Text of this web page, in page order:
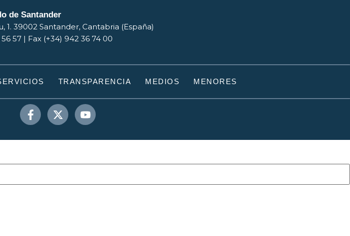
de Santander
1. 39002 Santander, Cantabria (España)
57 | Fax (+34) 942 36 74 00
TRANSPARENCIA MEDIOS MENORES